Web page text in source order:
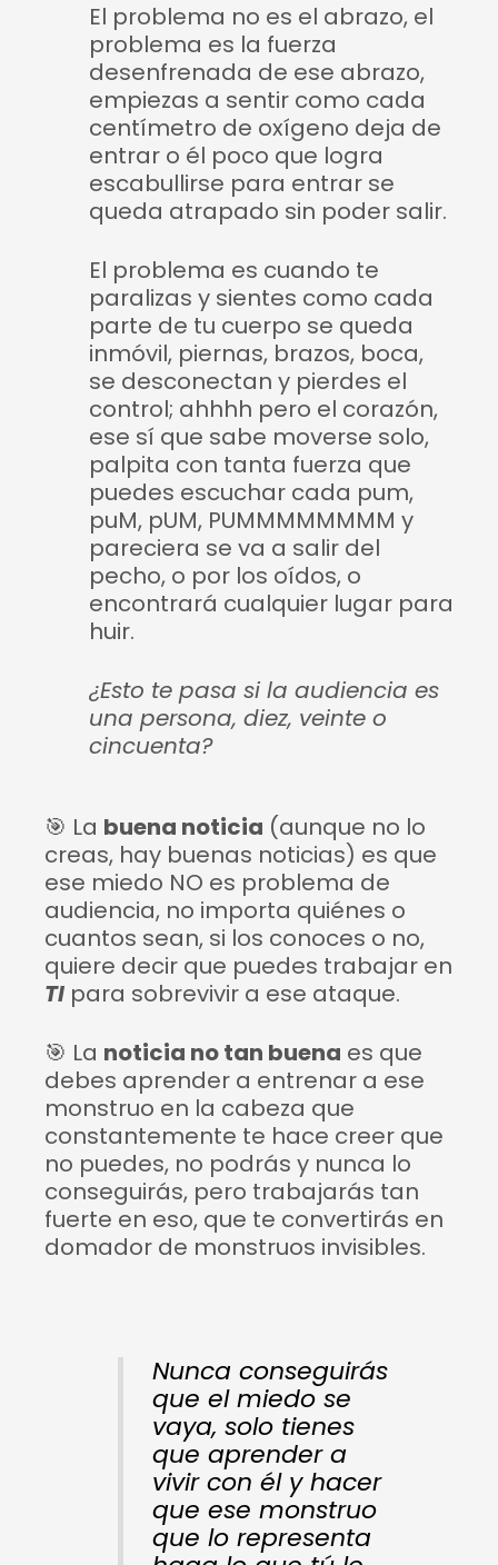
El problema no es el abrazo, el
problema es la fuerza
desenfrenada de ese abrazo,
empiezas a sentir como cada
centímetro de oxígeno deja de
entrar o él poco que logra
escabullirse para entrar se
queda atrapado sin poder salir.
El problema es cuando te
paralizas y sientes como cada
parte de tu cuerpo se queda
inmóvil, piernas, brazos, boca,
se desconectan y pierdes el
control; ahhhh pero el corazón,
ese sí que sabe moverse solo,
palpita con tanta fuerza que
puedes escuchar cada pum,
puM, pUM, PUMMMMMMMM y
pareciera se va a salir del
pecho, o por los oídos, o
encontrará cualquier lugar para
huir.
¿Esto te pasa si la audiencia es
una persona, diez, veinte o
cincuenta?
🎯 La buena noticia (aunque no lo
creas, hay buenas noticias) es que
ese miedo NO es problema de
audiencia, no importa quiénes o
cuantos sean, si los conoces o no,
quiere decir que puedes trabajar en
TI para sobrevivir a ese ataque.
🎯 La noticia no tan buena es que
debes aprender a entrenar a ese
monstruo en la cabeza que
constantemente te hace creer que
no puedes, no podrás y nunca lo
conseguirás, pero trabajarás tan
fuerte en eso, que te convertirás en
domador de monstruos invisibles.
Nunca conseguirás
que el miedo se
vaya, solo tienes
que aprender a
vivir con él y hacer
que ese monstruo
que lo representa